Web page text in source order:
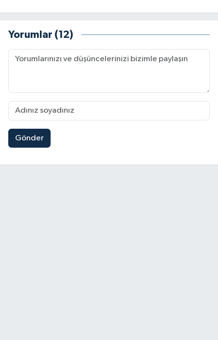
Yorumlar (12)
Gönder